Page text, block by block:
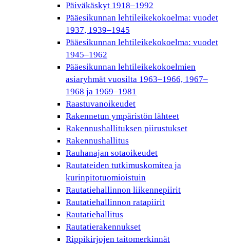
Päiväkäskyt 1918–1992
Pääesikunnan lehtileikekokoelma: vuodet
1937, 1939–1945
Pääesikunnan lehtileikekokoelma: vuodet
1945–1962
Pääesikunnan lehtileikekokoelmien
asiaryhmät vuosilta 1963–1966, 1967–
1968 ja 1969–1981
Raastuvanoikeudet
Rakennetun ympäristön lähteet
Rakennushallituksen piirustukset
Rakennushallitus
Rauhanajan sotaoikeudet
Rautateiden tutkimuskomitea ja
kurinpitotuomioistuin
Rautatiehallinnon liikennepiirit
Rautatiehallinnon ratapiirit
Rautatiehallitus
Rautatierakennukset
Rippikirjojen taitomerkinnät